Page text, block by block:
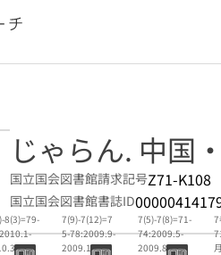
じゃらん. 中国
国立国会図書館請求記号Z71-K108
国立国会図書館書誌ID
8(3)=79-
7(9)-7(12)=7
5-78:2009.9-
2009.12
7(5)-7(8)=71-
74:2009.5-
2009.8
7
月